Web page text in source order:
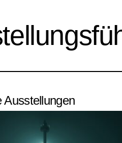
Ausstellungen